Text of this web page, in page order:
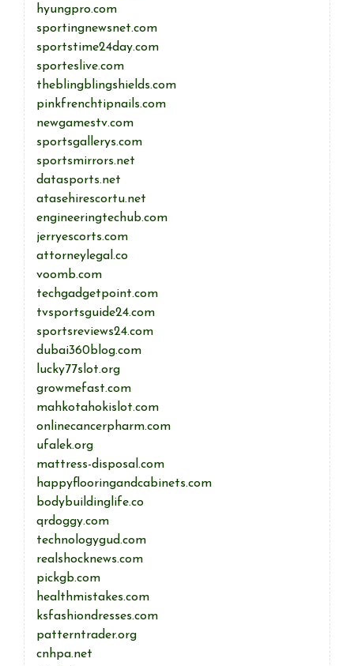
hyungpro.com
sportingnewsnet.com
sportstime24day.com
sporteslive.com
theblingblingshields.com
pinkfrenchtipnails.com
newgamestv.com
sportsgallerys.com
sportsmirrors.net
datasports.net
atasehirescortu.net
engineeringtechub.com
jerryescorts.com
attorneylegal.co
voomb.com
techgadgetpoint.com
tvsportsguide24.com
sportsreviews24.com
dubai360blog.com
lucky77slot.org
growmefast.com
mahkotahokislot.com
onlinecancerpharm.com
ufalek.org
mattress-disposal.com
happyflooringandcabinets.com
bodybuildinglife.co
qrdoggy.com
technologygud.com
realshocknews.com
pickgb.com
healthmistakes.com
ksfashiondresses.com
patterntrader.org
cnhpa.net